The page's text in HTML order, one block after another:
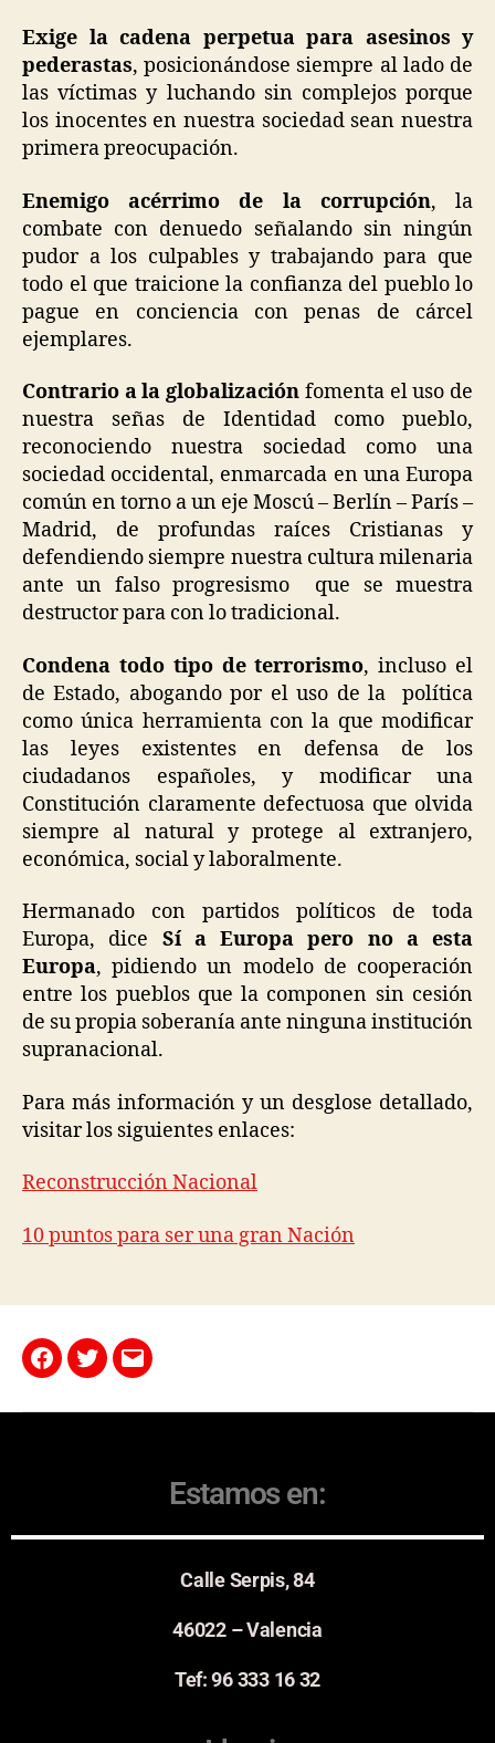
Exige la cadena perpetua para asesinos y
pederastas, posicionándose siempre al lado de
las víctimas y luchando sin complejos porque
los inocentes en nuestra sociedad sean nuestra
primera preocupación.
Enemigo acérrimo de la corrupción, la
combate con denuedo señalando sin ningún
pudor a los culpables y trabajando para que
todo el que traicione la confianza del pueblo lo
pague en conciencia con penas de cárcel
ejemplares.
Contrario a la globalización fomenta el uso de
nuestra señas de Identidad como pueblo,
reconociendo nuestra sociedad como una
sociedad occidental, enmarcada en una Europa
común en torno a un eje Moscú – Berlín – París –
Madrid, de profundas raíces Cristianas y
defendiendo siempre nuestra cultura milenaria
ante un falso progresismo que se muestra
destructor para con lo tradicional.
Condena todo tipo de terrorismo, incluso el
de Estado, abogando por el uso de la política
como única herramienta con la que modificar
las leyes existentes en defensa de los
ciudadanos españoles, y modificar una
Constitución claramente defectuosa que olvida
siempre al natural y protege al extranjero,
económica, social y laboralmente.
Hermanado con partidos políticos de toda
Europa, dice Sí a Europa pero no a esta
Europa, pidiendo un modelo de cooperación
entre los pueblos que la componen sin cesión
de su propia soberanía ante ninguna institución
supranacional.
Para más información y un desglose detallado,
visitar los siguientes enlaces:
Reconstrucción Nacional
10 puntos para ser una gran Nación
Estamos en:
Calle Serpis, 84
46022 – Valencia
Tef: 96 333 16 32